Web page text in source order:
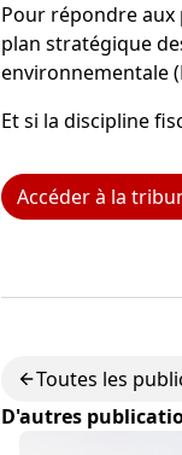
Pour répondre
plan stratégique
environnementale
Et si la discipline
Accéder à la
Toutes les
D'autres